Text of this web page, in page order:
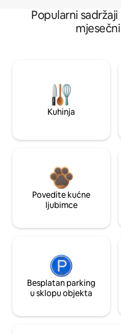
Popularni
Kuhinja
Povedite kućne
ljubimce
Besplatan parking
u sklopu objekta